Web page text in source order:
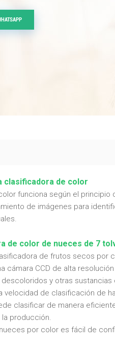
clasificadora de color
funciona según el principio
de imágenes para
de color de nueces de 7
de frutos secos por
cámara CCD de alta
y otras sustancias
de clasificación de
clasificar de manera
producción.
por color es fácil de